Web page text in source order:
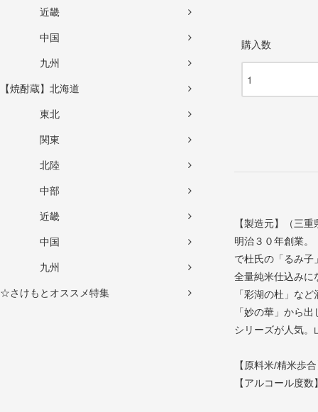
近畿
中国
九州
【焼酎蔵】北海道
東北
関東
北陸
中部
近畿
中国
九州
☆さけもとオススメ特集
購入数
【製造元】（三
明治３０年創業。
で杜氏の「るみ子
全量純米仕込みに
「彩湖の杜」な
「妙の華」から
シリーズが人気。
【原料米/精米歩
【アルコール度数